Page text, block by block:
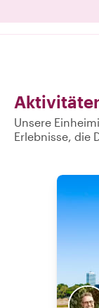
Unsere
Erlebnisse, die